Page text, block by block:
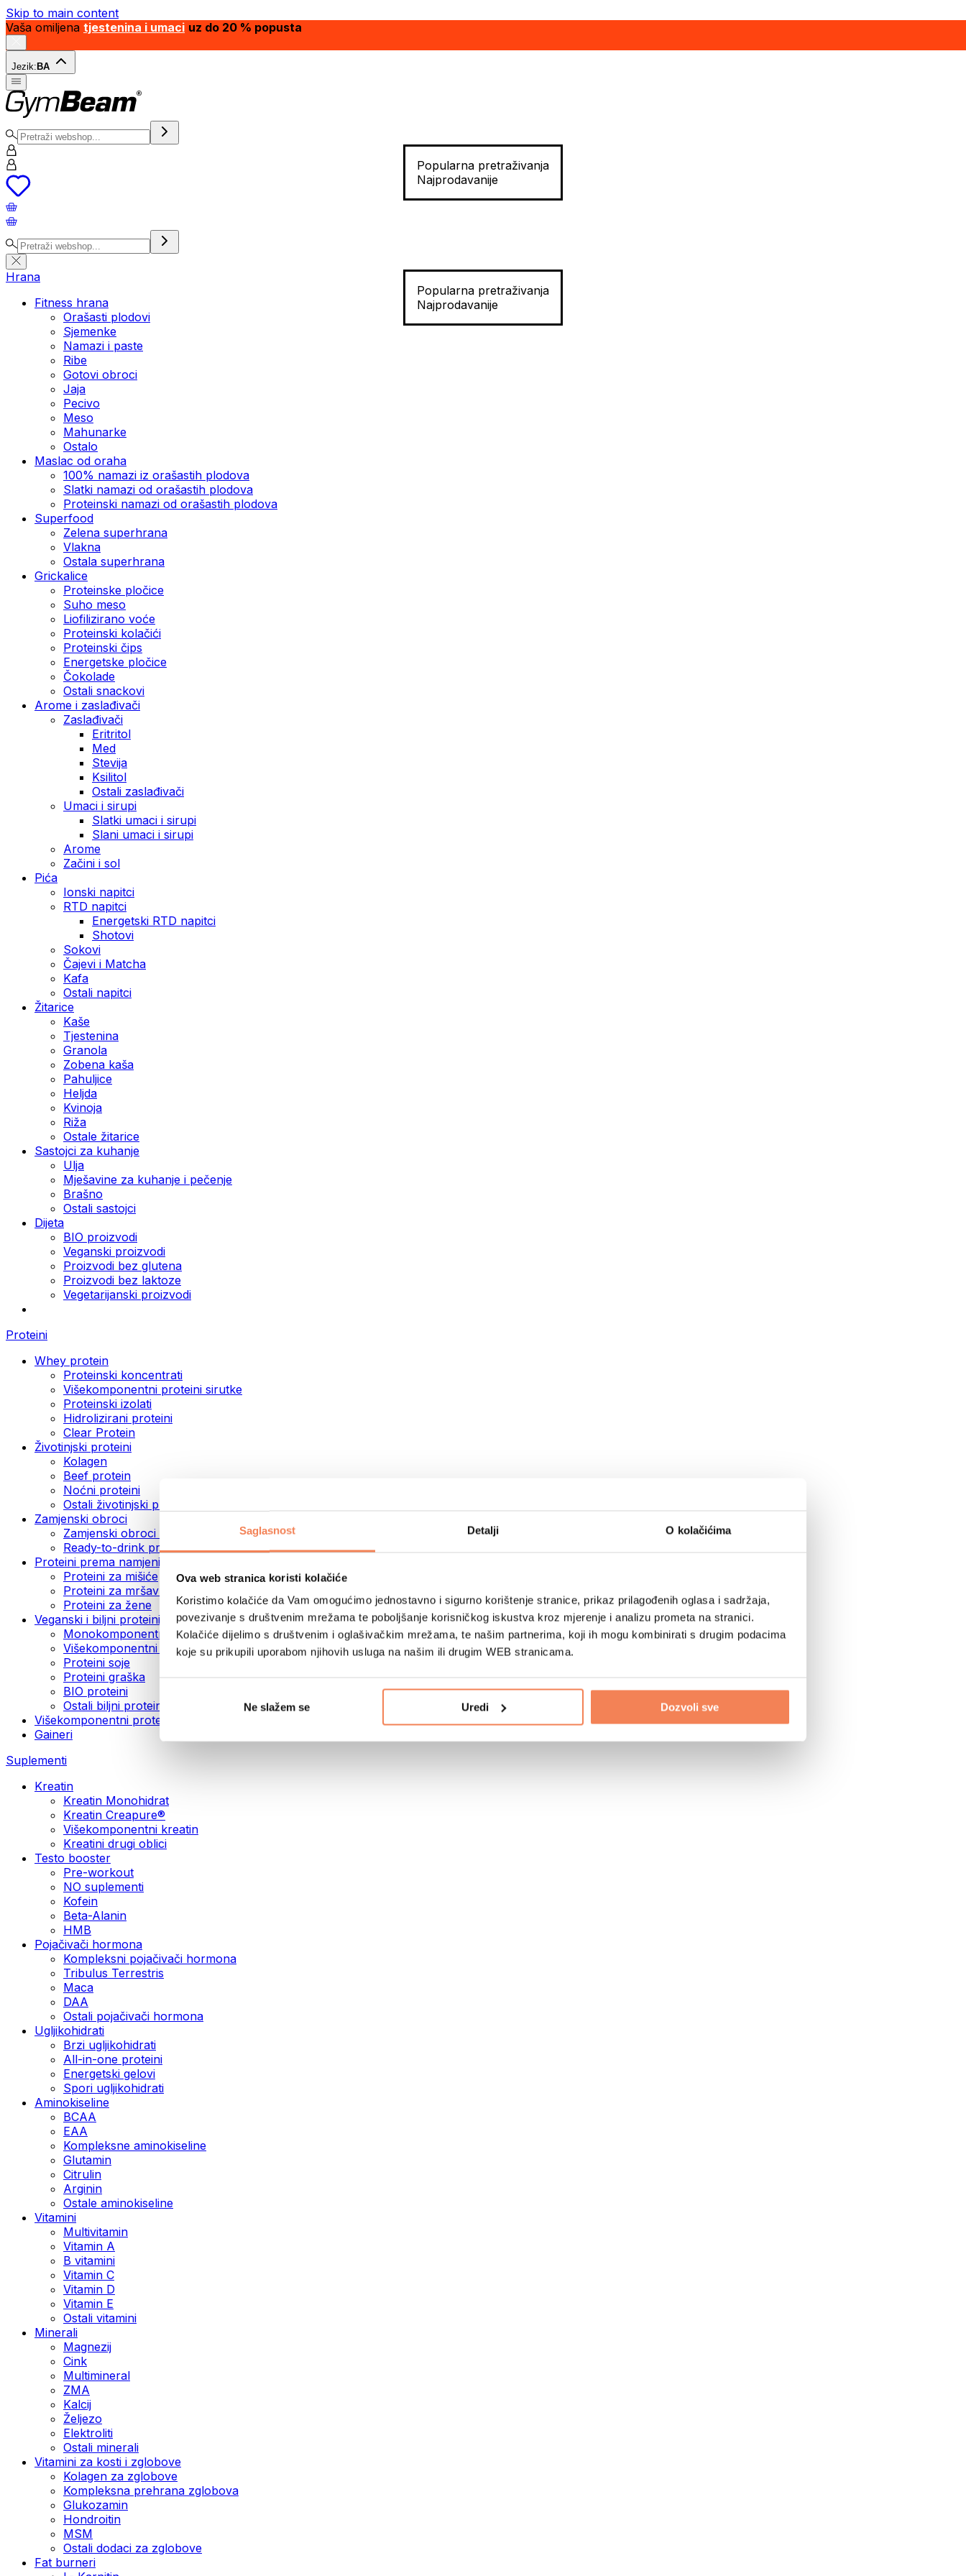
Saglasnost Detalji O kolačićima
Ova web stranica koristi kolačiće
Koristimo kolačiće da Vam omogućimo jednostavno i sigurno korištenje stranice, prikaz prilagođenih oglasa i sadržaja,
povezivanje s društvenim mrežama te poboljšanje korisničkog iskustva kroz mjerenje i analizu prometa na stranici.
Kolačiće dijelimo s društvenim i oglašivačkim mrežama, te našim partnerima, koji ih mogu kombinirati s drugim podacima
koje su prikupili uporabom njihovih usluga na našim ili drugim WEB stranicama.
Ne slažem se Uredi Dozvoli sve
Skip to main content
Vaša omiljena tjestenina i umaci uz do 20 % popusta
Jezik: BA
Popularna pretraživanja
Najprodavanije
Popularna pretraživanja
Najprodavanije
Hrana
Fitness hrana
Orašasti plodovi
Sjemenke
Namazi i paste
Ribe
Gotovi obroci
Jaja
Pecivo
Meso
Mahunarke
Ostalo
Maslac od oraha
100% namazi iz orašastih plodova
Slatki namazi od orašastih plodova
Proteinski namazi od orašastih plodova
Superfood
Zelena superhrana
Vlakna
Ostala superhrana
Grickalice
Proteinske pločice
Suho meso
Liofilizirano voće
Proteinski kolačići
Proteinski čips
Energetske pločice
Čokolade
Ostali snackovi
Arome i zaslađivači
Zaslađivači
Eritritol
Med
Stevija
Ksilitol
Ostali zaslađivači
Umaci i sirupi
Slatki umaci i sirupi
Slani umaci i sirupi
Arome
Začini i sol
Pića
Ionski napitci
RTD napitci
Energetski RTD napitci
Shotovi
Sokovi
Čajevi i Matcha
Kafa
Ostali napitci
Žitarice
Kaše
Tjestenina
Granola
Zobena kaša
Pahuljice
Heljda
Kvinoja
Riža
Ostale žitarice
Sastojci za kuhanje
Ulja
Mješavine za kuhanje i pečenje
Brašno
Ostali sastojci
Dijeta
BIO proizvodi
Veganski proizvodi
Proizvodi bez glutena
Proizvodi bez laktoze
Vegetarijanski proizvodi
Proteini
Whey protein
Proteinski koncentrati
Višekomponentni proteini sirutke
Proteinski izolati
Hidrolizirani proteini
Clear Protein
Životinjski proteini
Kolagen
Beef protein
Noćni proteini
Ostali životinjski proteini
Zamjenski obroci
Zamjenski obroci u prahu
Ready-to-drink proteinski napici
Proteini prema namjeni
Proteini za mišiće
Proteini za mršavljenje
Proteini za žene
Veganski i biljni proteini
Monokomponentni veganski proteini
Višekomponentni veganski proteini
Proteini soje
Proteini graška
BIO proteini
Ostali biljni proteini
Višekomponentni protein
Gaineri
Suplementi
Kreatin
Kreatin Monohidrat
Kreatin Creapure®
Višekomponentni kreatin
Kreatini drugi oblici
Testo booster
Pre-workout
NO suplementi
Kofein
Beta-Alanin
HMB
Pojačivači hormona
Kompleksni pojačivači hormona
Tribulus Terrestris
Maca
DAA
Ostali pojačivači hormona
Ugljikohidrati
Brzi ugljikohidrati
All-in-one proteini
Energetski gelovi
Spori ugljikohidrati
Aminokiseline
BCAA
EAA
Kompleksne aminokiseline
Glutamin
Citrulin
Arginin
Ostale aminokiseline
Vitamini
Multivitamin
Vitamin A
B vitamini
Vitamin C
Vitamin D
Vitamin E
Ostali vitamini
Minerali
Magnezij
Cink
Multimineral
ZMA
Kalcij
Željezo
Elektroliti
Ostali minerali
Vitamini za kosti i zglobove
Kolagen za zglobove
Kompleksna prehrana zglobova
Glukozamin
Hondroitin
MSM
Ostali dodaci za zglobove
Fat burneri